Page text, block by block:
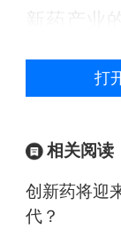
新药产业
提出“研
放出“通过
内药品结
打
相关阅读
创新药将迎
代？